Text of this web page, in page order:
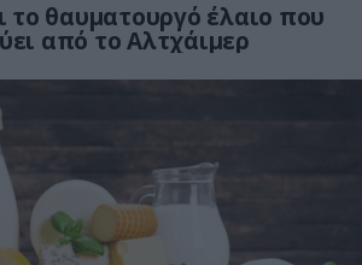
το θαυματουργό έλαιο που
από το Αλτχάιμερ